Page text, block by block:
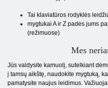
Tai klaviatūros rodyklės
mygtukai A ir Z padės jums
(režimuose)
Mes
Jūs valdysite kamuolį, sutelkiant
į tamsų aikštę, naudokite mygtuką,
pamatysite naujus leidimus.